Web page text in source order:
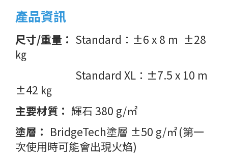
產品資訊
尺寸/重量： Standard： ±6 x 8 m ±28
㎏
Standard XL：±7.5 x 10 m
±42 ㎏
主要材質 ： 輝石 380 g/㎡
塗層： BridgeTech塗層 ±50 g/㎡(第一
次使用時可能會出現火焰)